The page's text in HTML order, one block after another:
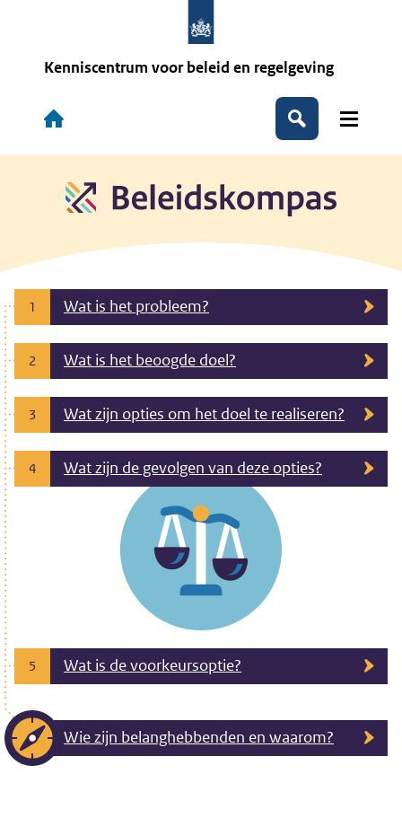
Kenniscentrum voor beleid en regelgeving
Hoofdnavigatie
Zoeken
1 Wat is het probleem?
2 Wat is het beoogde doel?
3 Wat zijn opties om het doel te realiseren?
4 Wat zijn de gevolgen van deze opties?
5 Wat is de voorkeursoptie?
Wie zijn belanghebbenden en waarom?